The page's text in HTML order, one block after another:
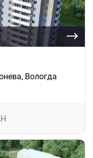
Вологда